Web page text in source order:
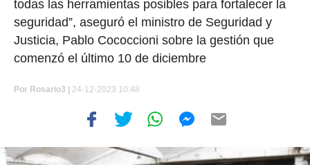
todas las herramientas posibles para fortalecer la
seguridad”, aseguró el ministro de Seguridad y
Justicia, Pablo Cococcioni sobre la gestión que
comenzó el último 10 de diciembre
Por Rosario3 | 24-12-2023 10:48